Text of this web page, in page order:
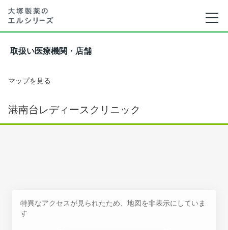
取扱い医療機関・店舗
マップを見る
港南台レディースクリニック
特異なアクセスが見られたため、地図を非表示にしていま
す